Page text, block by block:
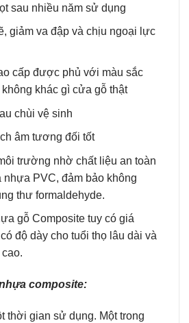
sau nhiều năm sử dụng
giảm va đập và chịu ngoại lực
cấp được phủ với màu sắc
khác gì cửa gỗ thật
chùi vệ sinh
âm tương đối tốt
trường nhờ chất liệu an toàn
nhựa PVC, đảm bảo không
thư formaldehyde.
gỗ Composite tuy có giá
độ dày cho tuổi thọ lâu dài và
composite:
thời gian sử dụng. Một trong